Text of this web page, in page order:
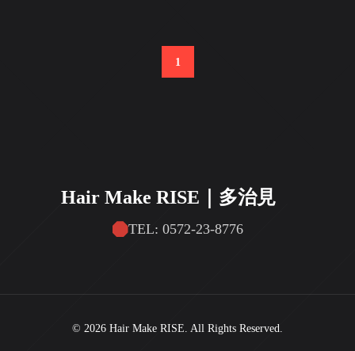
1
Hair Make RISE｜多治見
TEL: 0572-23-8776
© 2026 Hair Make RISE. All Rights Reserved.